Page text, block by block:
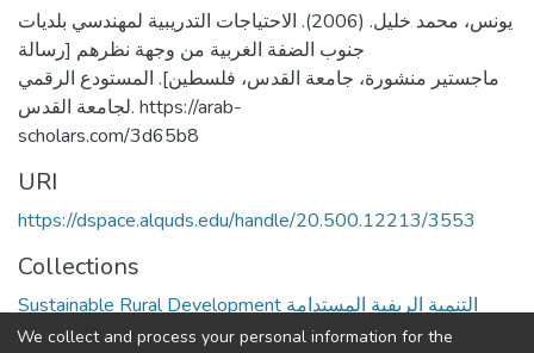
يونس، محمد خليل. (2006). الاحتياجات التدريبية لمهندسي بلديات
جنوب الضفة الغربية من وجهة نظرهم [رسالة
ماجستير منشورة، جامعة القدس، فلسطين]. المستودع الرقمي
لجامعة القدس. https://arab-
scholars.com/3d65b8
URI
https://dspace.alquds.edu/handle/20.500.12213/3553
Collections
Sustainable Rural Development التنمية الريفية المستدامة
We collect and process your personal information for the